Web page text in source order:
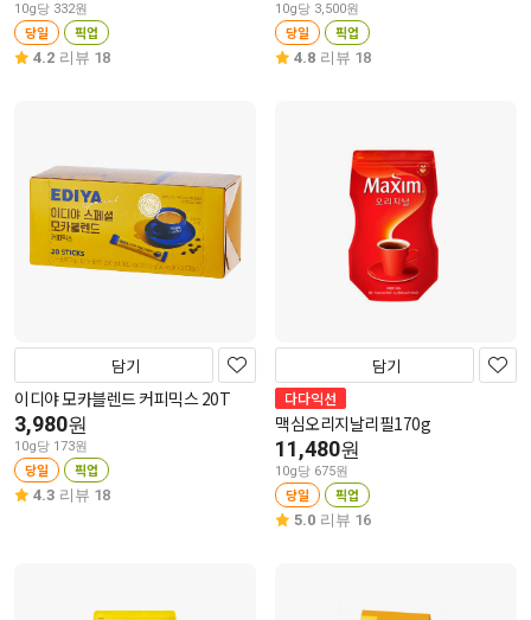
10g당 332원
당일 픽업
4.2 리뷰 18
10g당 3,500원
당일 픽업
4.8 리뷰 18
담기
이디야 모카블렌드 커피믹스 20T
3,980원
10g당 173원
당일 픽업
4.3 리뷰 18
담기
다다익선
맥심오리지날리필170g
11,480원
10g당 675원
당일 픽업
5.0 리뷰 16